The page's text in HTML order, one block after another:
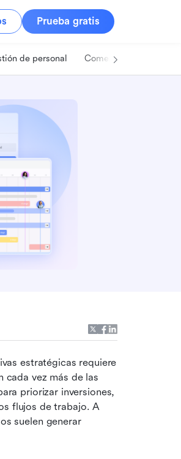
Prueba gratis
de personal Comercio minorista
estratégicas requiere
priorizar inversiones,
flujos de trabajo. A
suelen generar